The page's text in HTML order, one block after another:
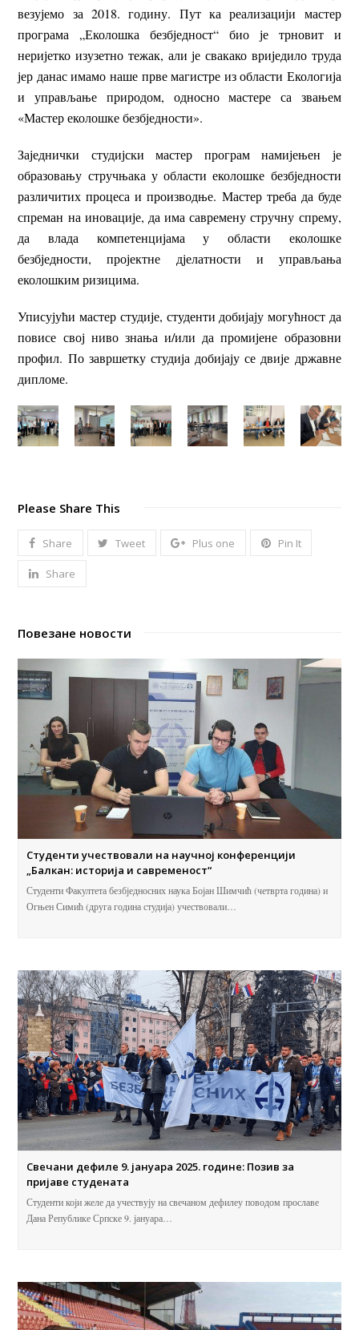
везујемо за 2018. годину. Пут ка реализацији мастер
програма „Еколошка безбједност“ био је трновит и
неријетко изузетно тежак, али је свакако вриједило труда
јер данас имамо наше прве магистре из области Екологија
и управљање природом, односно мастере са звањем
«Мастер еколошке безбједности».
Заједнички студијски мастер програм намијењен је
образовању стручњака у области еколошке безбједности
различитих процеса и производње. Мастер треба да буде
спреман на иновације, да има савремену стручну спрему,
да влада компетенцијама у области еколошке
безбједности, пројектне дјелатности и управљања
еколошким ризицима.
Уписујући мастер студије, студенти добијају могућност да
повисе свој ниво знања и/или да промијене образовни
профил. По завршетку студија добијају се двије државне
дипломе.
Please Share This
Share Tweet Plus one Pin It
Share
Повезане новости
Студенти учествовали на научној конференцији
„Балкан: историја и савременост“
Студенти Факултета безбједносних наука Бојан Шимчић (четврта година) и
Огњен Симић (друга година студија) учествовали…
Свечани дефиле 9. јануара 2025. године: Позив за
пријаве студената
Студенти који желе да учествују на свечаном дефилеу поводом прославе
Дана Републике Српске 9. јануара…